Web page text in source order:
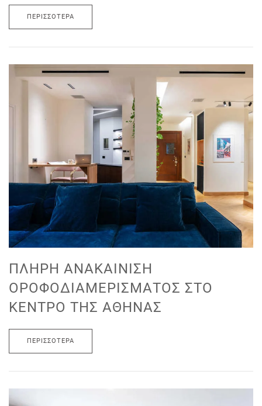
ΠΕΡΙΣΣΌΤΕΡΑ
ΠΛΉΡΗ ΑΝΑΚΑΊΝΙΣΗ
ΟΡΟΦΟΔΙΑΜΕΡΊΣΜΑΤΟΣ ΣΤΟ
ΚΈΝΤΡΟ ΤΗΣ ΑΘΉΝΑΣ
ΠΕΡΙΣΣΌΤΕΡΑ